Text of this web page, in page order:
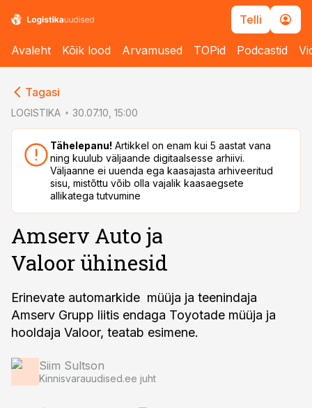
Telli
Avaleht Kõik lood Arvamused TOPid Podcastid
Tagasi
LOGISTIKA 30.07.10, 15:00
Tähelepanu! Artikkel on enam kui 5 aastat vana
ning kuulub väljaande digitaalsesse arhiivi.
Väljaanne ei uuenda ega kaasajasta arhiveeritud
sisu, mistõttu võib olla vajalik kaasaegsete
allikatega tutvumine
Amserv Auto ja
Valoor ühinesid
Erinevate automarkide müüja ja teenindaja
Amserv Grupp liitis endaga Toyotade müüja ja
hooldaja Valoor, teatab esimene.
Siim Sultson
Kinnisvarauudised.ee juht